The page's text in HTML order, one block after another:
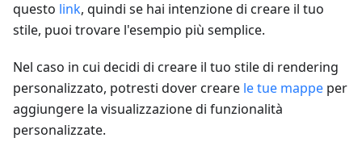
questo link, quindi se hai intenzione di creare il tuo
stile, puoi trovare l'esempio più semplice.
Nel caso in cui decidi di creare il tuo stile di rendering
personalizzato, potresti dover creare le tue mappe per
aggiungere la visualizzazione di funzionalità
personalizzate.